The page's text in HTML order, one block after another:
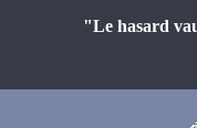
"Le hasard